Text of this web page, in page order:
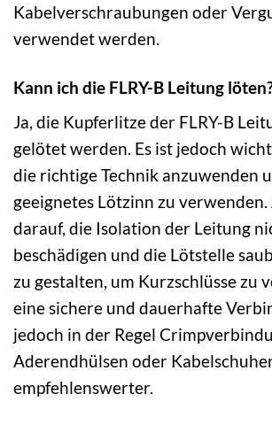
Kabelverschraubungen oder
verwendet werden.
Kann ich die FLRY-B Leitung
Ja, die Kupferlitze der FLRY-B
gelötet werden. Es ist jedoch
die richtige Technik anzuwenden
geeignetes Lötzinn zu verwenden.
darauf, die Isolation der Leitung
beschädigen und die Lötstelle
zu gestalten, um Kurzschlüsse zu
eine sichere und dauerhafte
jedoch in der Regel
Aderendhülsen oder
empfehlenswerter.